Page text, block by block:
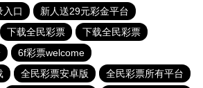
入口
新人送29元彩金平台
下载全民彩票
下载全民彩票
6f彩票welcome
全民彩票安卓版
全民彩票所有平台